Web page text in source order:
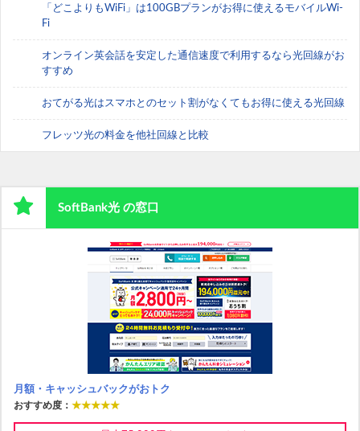
「どこよりもWiFi」は100GBプランがお得に使えるモバイルWi-
Fi
オンライン英会話を安定した通信速度で利用するなら光回線がお
すすめ
おてがる光はスマホとのセット割がなくてもお得に使える光回線
フレッツ光の料金を他社回線と比較
SoftBank光 の窓口
月額・キャッシュバックがおトク
おすすめ度： ★★★★★